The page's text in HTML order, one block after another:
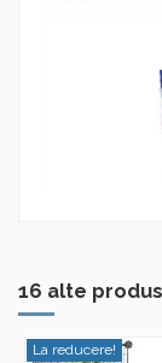
16 alte
La reducere!